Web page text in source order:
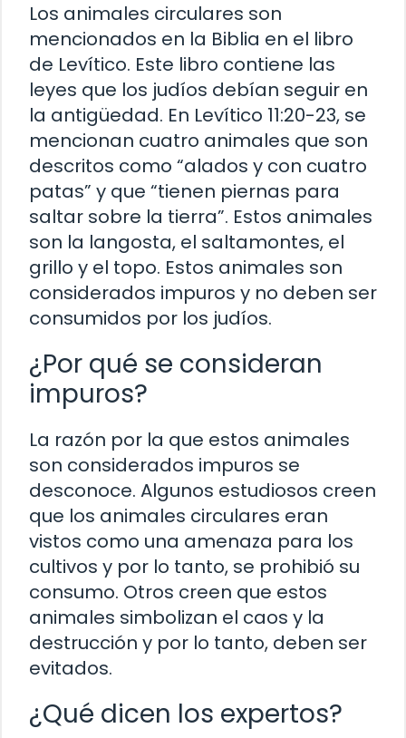
Los animales circulares son
mencionados en la Biblia en el libro
de Levítico. Este libro contiene las
leyes que los judíos debían seguir en
la antigüedad. En Levítico 11:20-23, se
mencionan cuatro animales que son
descritos como “alados y con cuatro
patas” y que “tienen piernas para
saltar sobre la tierra”. Estos animales
son la langosta, el saltamontes, el
grillo y el topo. Estos animales son
considerados impuros y no deben ser
consumidos por los judíos.
¿Por qué se consideran
impuros?
La razón por la que estos animales
son considerados impuros se
desconoce. Algunos estudiosos creen
que los animales circulares eran
vistos como una amenaza para los
cultivos y por lo tanto, se prohibió su
consumo. Otros creen que estos
animales simbolizan el caos y la
destrucción y por lo tanto, deben ser
evitados.
¿Qué dicen los expertos?